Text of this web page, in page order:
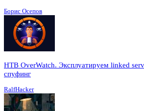
Борис Осепов
HTB OverWatch. Эксплуатируем linked
спуфинг
RalfHacker